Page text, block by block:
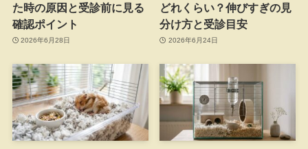
た時の原因と受診前に見る
確認ポイント
2026年6月28日
どれくらい？伸びすぎの見
分け方と受診目安
2026年6月24日